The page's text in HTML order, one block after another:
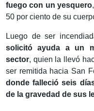
fuego con un yesquero
50 por ciento de su
Luego de ser
solicitó ayuda a un
sector, quien la llevó
ser remitida hacia San
donde falleció seis
de la gravedad de sus